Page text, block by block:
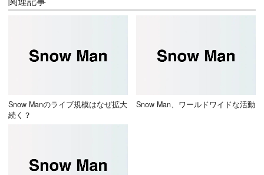
Snow Manのライブ規模はなぜ拡大
続く？
Snow Man、ワールドワイドな活動